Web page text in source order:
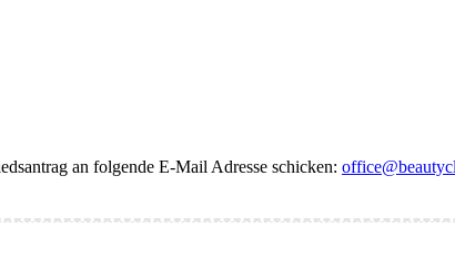
an folgende E-Mail Adresse schicken: